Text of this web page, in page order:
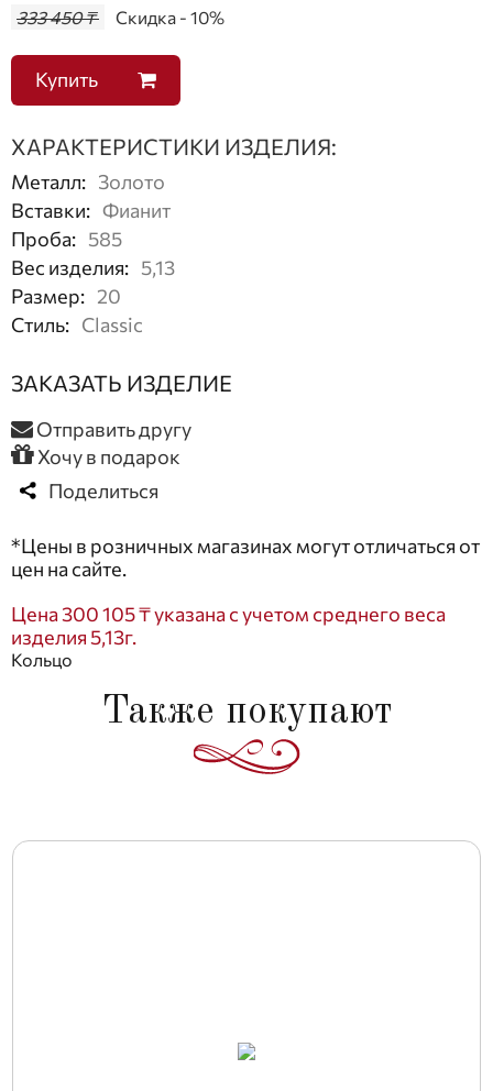
333 450 ₸ Скидка - 10%
Купить
ХАРАКТЕРИСТИКИ ИЗДЕЛИЯ:
Металл: Золото
Вставки: Фианит
Проба: 585
Вес изделия: 5,13
Размер: 20
Стиль: Classic
ЗАКАЗАТЬ ИЗДЕЛИЕ
Отправить другу
Хочу в подарок
Поделиться
*Цены в розничных магазинах могут отличаться от
цен на сайте.
Цена 300 105 ₸ указана с учетом среднего веса
изделия 5,13г.
Кольцо
Также покупают